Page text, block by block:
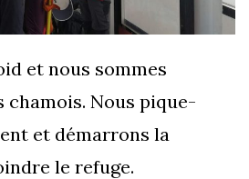
et nous sommes
chamois. Nous pique-
et démarrons la
le refuge.